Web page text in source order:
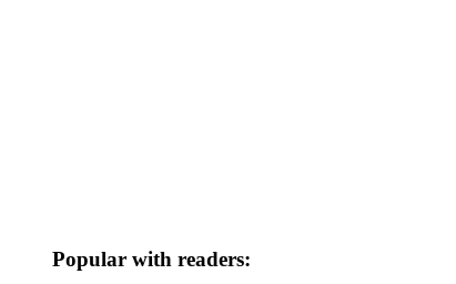
Popular with readers: